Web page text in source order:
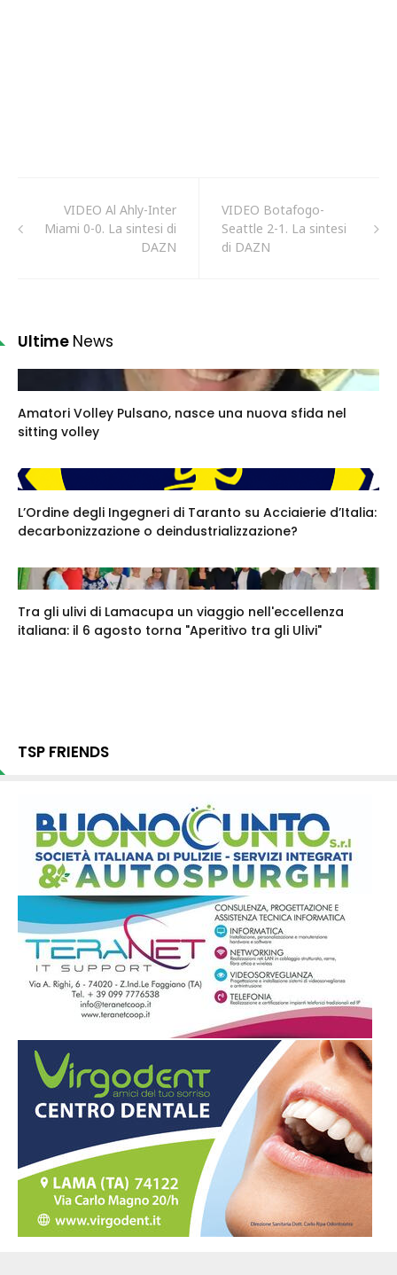
VIDEO Al Ahly-Inter
Miami 0-0. La sintesi di
DAZN
VIDEO Botafogo-
Seattle 2-1. La sintesi
di DAZN
Ultime News
Amatori Volley Pulsano, nasce una nuova sfida nel
sitting volley
L’Ordine degli Ingegneri di Taranto su Acciaierie d’Italia:
decarbonizzazione o deindustrializzazione?
Tra gli ulivi di Lamacupa un viaggio nell'eccellenza
italiana: il 6 agosto torna "Aperitivo tra gli Ulivi"
TSP FRIENDS